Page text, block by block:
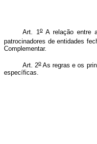
Art. 1oA relação entre
patrocinadores de entidades
Complementar.
Art. 2o As regras e os
específicas.